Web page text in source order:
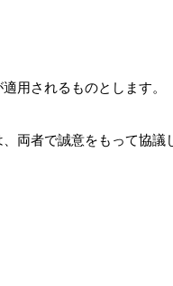
用されるものとします。
両者で誠意をもって協議